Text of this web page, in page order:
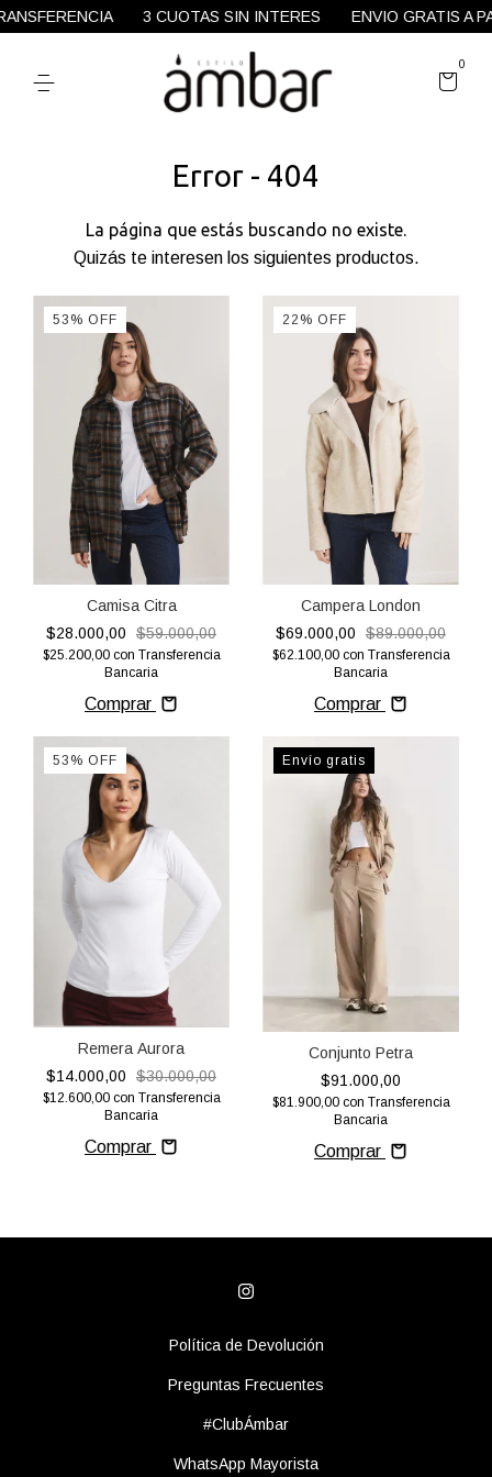
3 CUOTAS SIN INTERES ENVIO GRATIS A
0
Error - 404
La página que estás buscando no existe.
Quizás te interesen los siguientes productos.
53 % OFF
Camisa Citra
$28.000,00
$59.000,00
$25.200,00 con Transferencia
Bancaria
Comprar
22 % OFF
Campera London
$69.000,00
$89.000,00
$62.100,00 con Transferencia
Bancaria
Comprar
53 % OFF
Remera Aurora
$14.000,00
$30.000,00
$12.600,00 con Transferencia
Bancaria
Comprar
Envío gratis
Conjunto Petra
$91.000,00
$81.900,00 con Transferencia
Bancaria
Comprar
Política de Devolución
Preguntas Frecuentes
#ClubÁmbar
WhatsApp Mayorista